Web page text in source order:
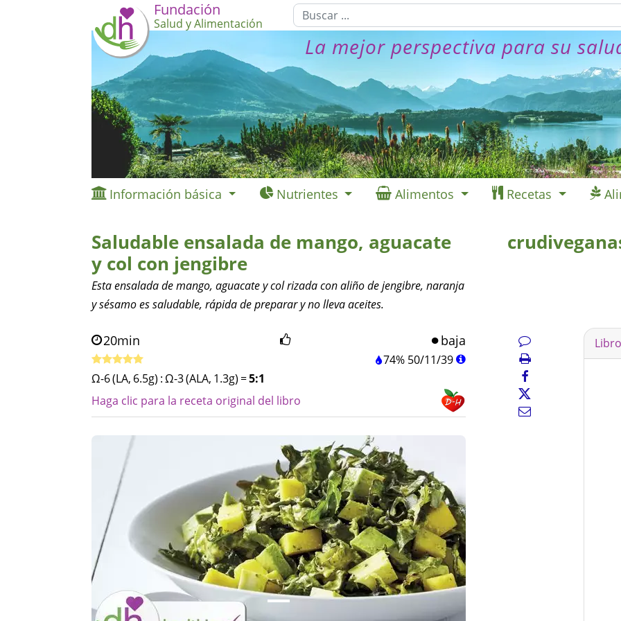
Fundación
Salud y Alimentación
La mejor perspectiva para su
Información básica Nutrientes Alimentos Recetas
Saludable ensalada de mango, aguacate
y col con jengibre
Esta ensalada de mango, aguacate y col rizada con aliño de jengibre, naranja
y sésamo es saludable, rápida de preparar y no lleva aceites.
20min baja
74% 50/11/39
Ω-6 (LA, 6.5g) :Ω-3 (ALA, 1.3g) =5:1
Haga clic para la receta original del libro
Libro